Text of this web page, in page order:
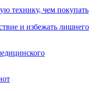
технику, чем покупать
и избежать лишнего